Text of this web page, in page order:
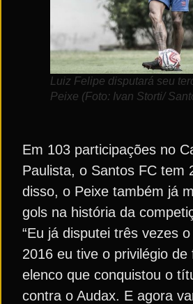
Luiz Felipe disputará seu
Peixe (Foto: Ivan Storti/
Em 103 participações no
Paulista, o Santos FC tem
disso, o Peixe também já
gols na história da
“Eu já disputei três vezes
2016 eu tive o privilégio
elenco que conquistou o
contra o Audax. E agora